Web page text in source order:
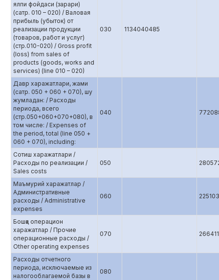
ялпи фойдаси (зарари)
(сатр. 010 – 020) / Валовая
прибыль (убыток) от
реализации продукции
(товаров, работ и услуг)
(стр.010-020) / Gross profit
(loss) from sales of
products (goods, works and
services) (line 010 – 020)
030 1134040485
Давр харажатлари, жами
(сатр. 050 + 060 + 070), шу
жумладан: / Расходы
периода, всего
(стр.050+060+070+080), в
том числе: / Expenses of
the period, total (line 050 +
060 + 070), including:
040
Сотиш харажатлари /
Расходы по реализации /
Sales costs
050
Маъмурий харажатлар /
Административные
расходы / Administrative
expenses
060
Бошқа операцион
харажатлар / Прочие
операционные расходы /
Other operating expenses
070
Расходы отчетного
периода, исключаемые из
налогооблагаемой базы в
080